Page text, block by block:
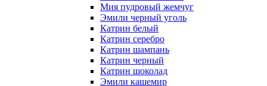
Мия пудровый жемчуг
Эмили черный уголь
Катрин белый
Катрин серебро
Катрин шампань
Катрин черный
Катрин шоколад
Эмили кашемир